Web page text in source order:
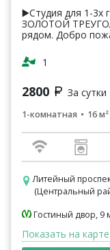
▶️Студия для 1-3х
ЗОЛОТОЙ
рядом. Добро
Итальянский с...
1
2800 За сутки
1-комнатная 16 м²
Литейный
(Центральный
Гостиный двор, 9
Показать на карте